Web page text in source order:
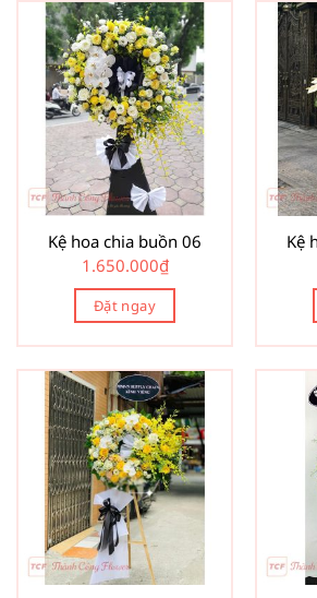
Kệ hoa chia buồn 06
1.650.000₫
Đặt ngay
Kệ